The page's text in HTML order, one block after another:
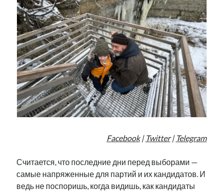
Facebook| Twitter| Telegram
Считается, что последние дни перед выборами —
самые напряженные для партий и их кандидатов. И
ведь не поспоришь, когда видишь, как кандидаты